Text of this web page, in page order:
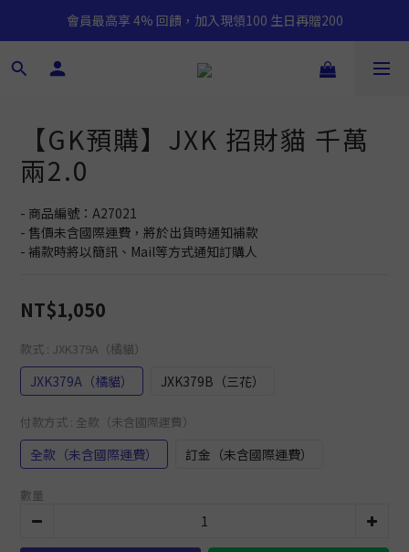
會員最高享 4% 回饋，加入現領100 生日再贈200
【GK預購】JXK 招財貓 千萬
兩2.0
- 商品編號：A27021
- 售價未含國際運費，將於出貨時通知補款
- 補款時將以簡訊、Mail等方式通知訂購人
NT$1,050
款式 : JXK379A（橘貓）
JXK379A（橘貓） JXK379B（三花）
付款方式 : 全款（未含國際運費）
全款（未含國際運費） 訂金（未含國際運費）
數量